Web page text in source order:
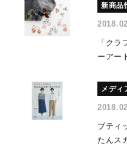
新商品
「ク
ーアー
メディ
ブティ
たんス